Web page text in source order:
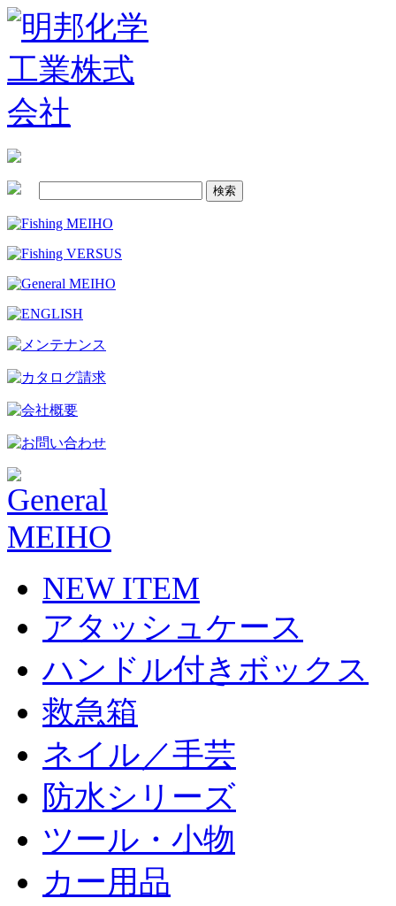
NEW ITEM
アタッシュケース
ハンドル付きボックス
救急箱
ネイル／手芸
防水シリーズ
ツール・小物
カー用品